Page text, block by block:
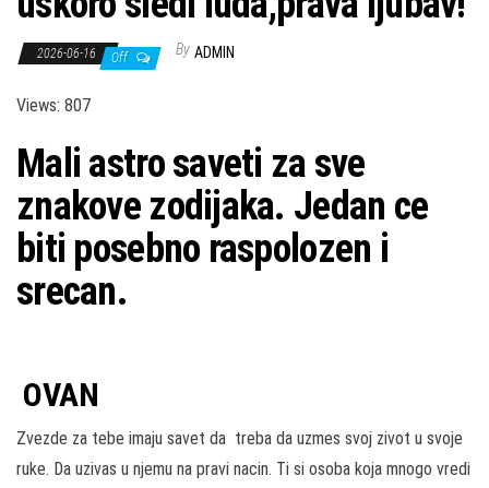
2026-06-16 Off By ADMIN
Views: 807
Mali astro saveti za sve
znakove zodijaka. Jedan ce
biti posebno raspolozen i
srecan.
OVAN
Zvezde za tebe imaju savet da treba da uzmes svoj zivot u svoje
ruke. Da uzivas u njemu na pravi nacin. Ti si osoba koja mnogo vredi